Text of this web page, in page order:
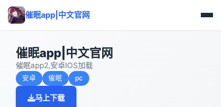
催眠app|中文官网
催眠app|中文官网
催眠app2,安卓IOS加载
安卓 催眠 pc
马上下载